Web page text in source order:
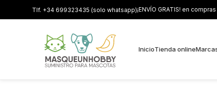
Tlf. +34 699323435 (solo whatsapp)¡ENVÍO GRATIS! en
InicioTienda online